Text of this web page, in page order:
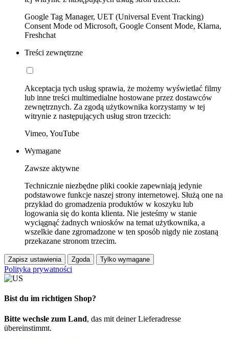
Google Tag Manager, UET (Universal Event Tracking)
Consent Mode od Microsoft, Google Consent Mode, Klarna,
Freshchat
Treści zewnętrzne
Akceptacja tych usług sprawia, że możemy wyświetlać filmy
lub inne treści multimedialne hostowane przez dostawców
zewnętrznych. Za zgodą użytkownika korzystamy w tej
witrynie z następujących usług stron trzecich:
Vimeo, YouTube
Wymagane
Zawsze aktywne
Technicznie niezbędne pliki cookie zapewniają jedynie
podstawowe funkcje naszej strony internetowej. Służą one na
przykład do gromadzenia produktów w koszyku lub
logowania się do konta klienta. Nie jesteśmy w stanie
wyciągnąć żadnych wniosków na temat użytkownika, a
wszelkie dane zgromadzone w ten sposób nigdy nie zostaną
przekazane stronom trzecim.
Zapisz ustawienia Zgoda Tylko wymagane
Polityka prywatności
Bist du im richtigen Shop?
Bitte wechsle zum Land, das mit deiner Lieferadresse
übereinstimmt.